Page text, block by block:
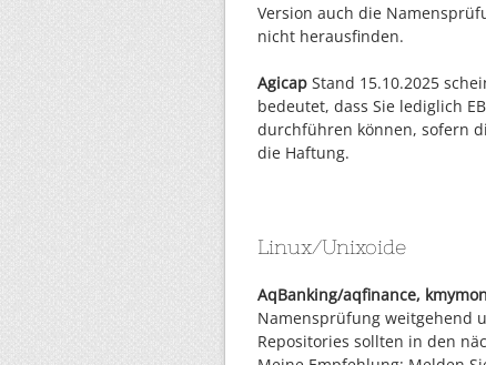
Version auch die
nicht herausfinden.
Agicap Stand 15.10.2025
bedeutet, dass Sie lediglich
durchführen können, sofern
die Haftung.
Linux/Unixoide
AqBanking/aqfinance,
Namensprüfung weitgehend
Repositories sollten in den